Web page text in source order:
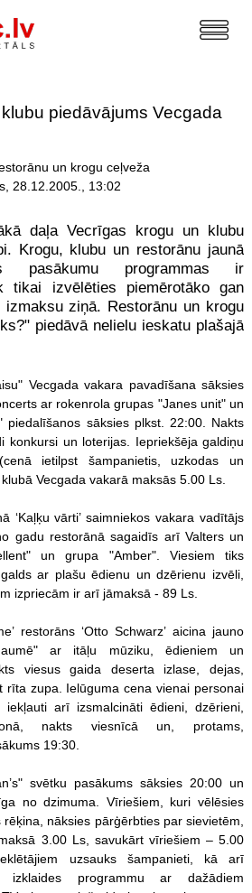
piedāvājums Vecgada
un krogu ceļveža
28.12.2005., 13:02
daļa Vecrīgas krogu un klubu
Krogu, klubu un restorānu jaunā
pasākumu programmas ir
tikai izvēlēties piemērotāko gan
ziņā. Restorānu un krogu
piedāvā nelielu ieskatu plašajā
Vecgada vakara pavadīšana sāksies
ar rokenrola grupas "Janes unit" un
piedalīšanos sāksies plkst. 22:00. Nakts
konkursi un loterijas. Iepriekšēja galdiņu
ietilpst šampanietis, uzkodas un
Vecgada vakarā maksās 5.00 Ls.
‘Kaļķu vārti’ saimniekos vakara vadītājs
gadu restorānā sagaidīs arī Valters un
un grupa "Amber". Viesiem tiks
ar plašu ēdienu un dzērienu izvēli,
izpriecām ir arī jāmaksā - 89 Ls.
restorāns ‘Otto Schwarz’ aicina jauno
ar itāļu mūziku, ēdieniem un
viesus gaida deserta izlase, dejas,
rīta zupa. Ielūguma cena vienai personai
arī izsmalcināti ēdieni, dzērieni,
nakts viesnīcā un, protams,
19:30.
svētku pasākums sāksies 20:00 un
no dzimuma. Vīriešiem, kuri vēlēsies
nāksies pārģērbties par sievietēm,
3.00 Ls, savukārt vīriešiem – 5.00
uzsauks šampanieti, kā arī
izklaides programmu ar dažādiem